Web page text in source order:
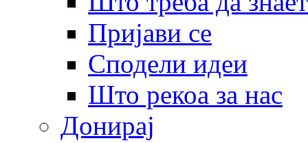
Пријави се
Сподели идеи
Што рекоа за нас
Донирај